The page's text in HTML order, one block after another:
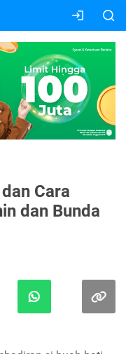
Cara
dan Bunda